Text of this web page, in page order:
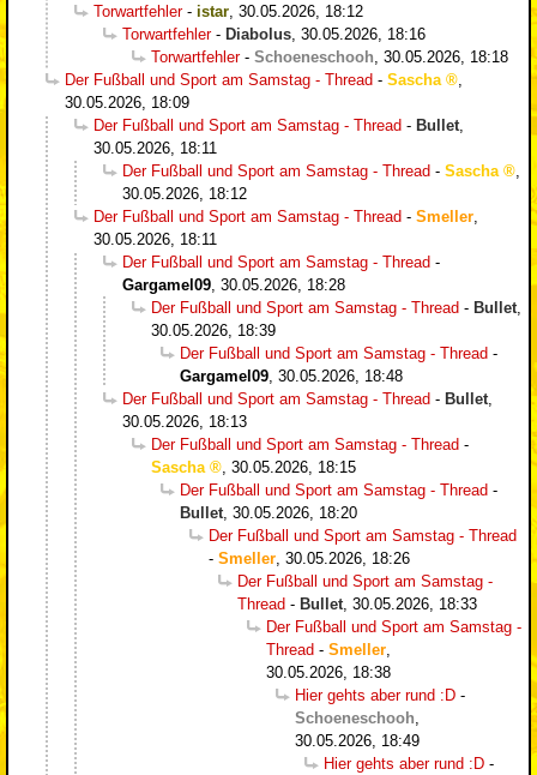
Torwartfehler- istar 30.05.2026, 18:12
Torwartfehler- Diabolus 30.05.2026, 18:16
Torwartfehler- Schoeneschooh 30.05.2026, 18:18
Der Fußball und Sport am Samstag - Thread - Sascha
30.05.2026, 18:09
Der Fußball und Sport am Samstag - Thread - Bullet
30.05.2026, 18:11
Der Fußball und Sport am Samstag - Thread - Sascha
30.05.2026, 18:12
Der Fußball und Sport am Samstag - Thread - Smeller
30.05.2026, 18:11
Der Fußball und Sport am Samstag - Thread -
Gargamel09 30.05.2026, 18:28
Der Fußball und Sport am Samstag - Thread - Bullet
30.05.2026, 18:39
Der Fußball und Sport am Samstag - Thread -
Gargamel09 30.05.2026, 18:48
Der Fußball und Sport am Samstag - Thread - Bullet
30.05.2026, 18:13
Der Fußball und Sport am Samstag - Thread -
Sascha
30.05.2026, 18:15
Der Fußball und Sport am Samstag - Thread -
Bullet 30.05.2026, 18:20
Der Fußball und Sport am Samstag - Thread
- Smeller 30.05.2026, 18:26
Der Fußball und Sport am Samstag -
Thread - Bullet 30.05.2026, 18:33
Der Fußball und Sport am Samstag -
Thread - Smeller
30.05.2026, 18:38
Hier gehts aber rund :D -
Schoeneschooh
30.05.2026, 18:49
Hier gehts aber rund :D -